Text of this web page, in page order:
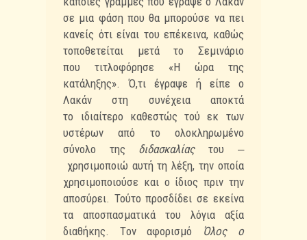
σε μια φάση πουθα μπορούσε να πει
κανείς ότι είναι του επέκεινα, καθώς
τοποθετείται μετά το Σεμινάριο
πουτιτλοφόρησε «Η ώρα της
κατάληξης». Ό,τι έγραψε ή είπε ο
Λακάν στη συνέχεια αποκτά
το ιδιαίτερο καθεστώς τού εκ των
υστέρων από το ολοκληρωμένο
σύνολο της διδασκαλίαςτου ‒
χρησιμοποιώ αυτή τη λέξη, την οποία
χρησιμοποιούσε και ο ίδιος πριν την
αποσύρει. Τούτοπροσδίδει σε εκείνα
τα αποσπασματικά του λόγια αξία
διαθήκης. Tον αφορισμό Όλος ο